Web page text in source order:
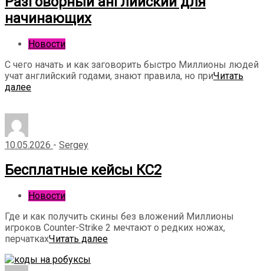
начинающих
Новости
С чего начать и как заговорить быстро Миллионы людей
учат английский годами, знают правила, но приЧитать
далее
10.05.2026 - Sergey
Бесплатные кейсы КС2
Новости
Где и как получить скины без вложений Миллионы
игроков Counter-Strike 2 мечтают о редких ножах,
перчаткахЧитать далее